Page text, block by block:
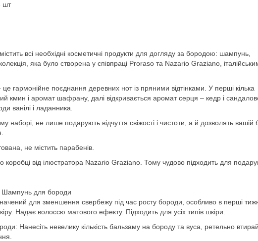
шт
всі необхідні косметичні продукти для догляду за бородою: шампунь,
яка було створена у співпраці Proraso та Nazario Graziano,
гармонійне поєднання деревних нот із пряними відтінками. У перші кілька
кмин і аромат шафрану, далі відкривається аромат серця – кедр і
ванілі і ладанника.
наборі, не лише подарують відчуття свіжості і чистоти, а й дозволять вашій
не містить парабенів.
коробці від ілюстратора Nazario Graziano. Тому чудово підходить для
Шампунь для бороди
для зменшення свербежу під час росту бороди, особливо в перші
Надає волоссю матового ефекту. Підходить для усіх типів шкіри.
Нанесіть невелику кількість бальзаму на бороду та вуса, ретельно